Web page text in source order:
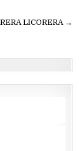
LICORERA →